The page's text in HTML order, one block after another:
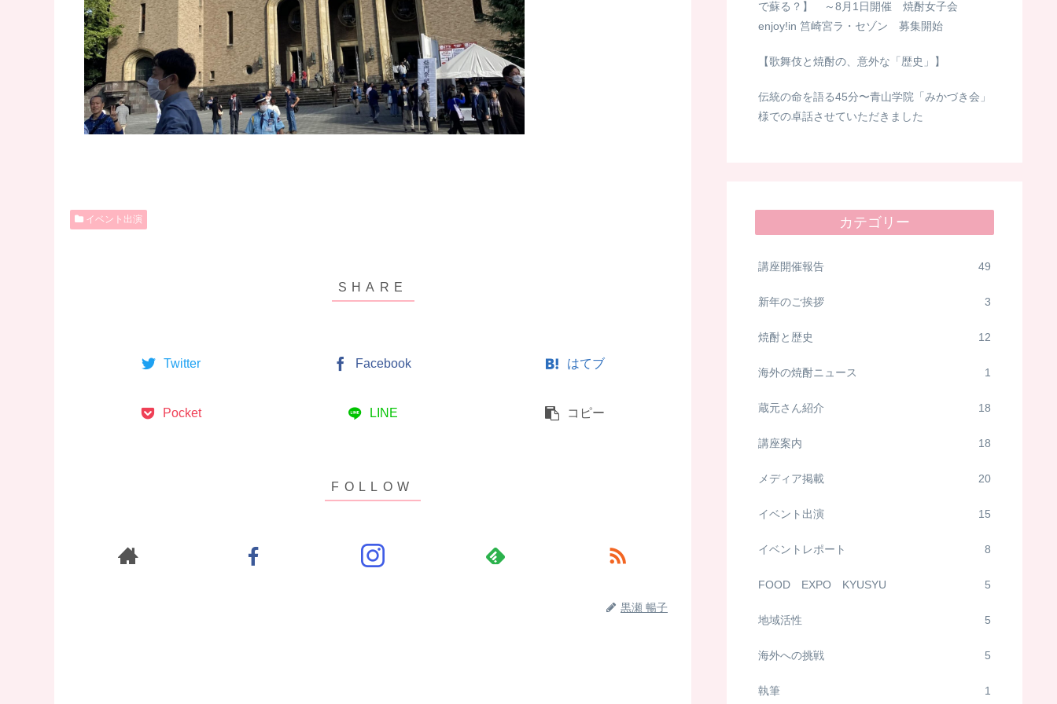
イベント出演
Twitter Facebook はてブ
Pocket LINE コピー
黒瀬 暢子
で蘇る？】 ～8月1日開催 焼酎女子会
enjoy!in 筥崎宮ラ・セゾン 募集開始
【歌舞伎と焼酎の、意外な「歴史」】
伝統の命を語る45分〜青山学院「みかづき会」
様での卓話させていただきました
カテゴリー
講座開催報告 49
新年のご挨拶 3
焼酎と歴史 12
海外の焼酎ニュース 1
蔵元さん紹介 18
講座案内 18
メディア掲載 20
イベント出演 15
イベントレポート 8
FOOD EXPO KYUSYU 5
地域活性 5
海外への挑戦 5
執筆 1